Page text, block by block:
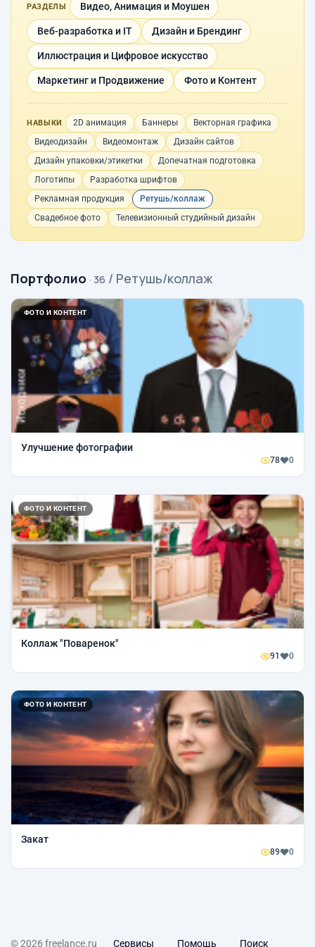
РАЗДЕЛЫ Видео, Анимация и Моушен
Веб-разработка и IT Дизайн и Брендинг
Иллюстрация и Цифровое искусство
Маркетинг и Продвижение Фото и Контент
НАВЫКИ 2D анимация Баннеры
Векторная графика
Видеодизайн
Видеомонтаж
Дизайн сайтов
Дизайн упаковки/этикетки
Допечатная подготовка
Логотипы
Разработка шрифтов
Рекламная продукция
Ретушь/коллаж
Свадебное фото
Телевизионный студийный дизайн
Портфолио · 36 / Ретушь/коллаж
ФОТО И КОНТЕНТ
Улучшение фотографии
78 0
ФОТО И КОНТЕНТ
Коллаж "Поваренок"
91 0
ФОТО И КОНТЕНТ
Закат
89 0
© 2026 freelance.ru Сервисы Помощь Поиск